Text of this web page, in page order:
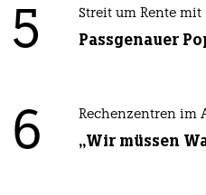
5 Streit um Rente mit
Passgenauer
6 Rechenzentren im
„Wir müssen